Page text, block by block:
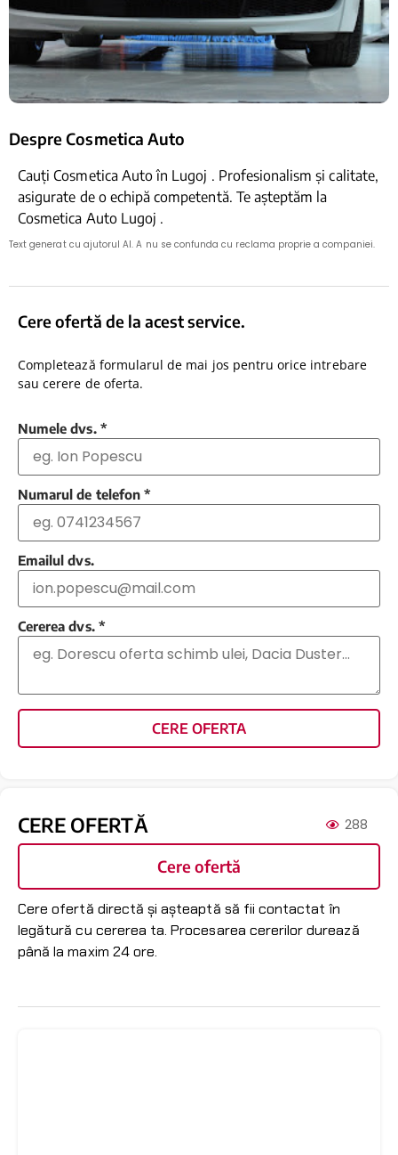
Despre Cosmetica Auto
Cauți Cosmetica Auto în Lugoj . Profesionalism și calitate,
asigurate de o echipă competentă. Te așteptăm la
Cosmetica Auto Lugoj .
Text generat cu ajutorul AI. A nu se confunda cu reclama proprie a companiei.
Cere ofertă de la acest service.
Completează formularul de mai jos pentru orice intrebare
sau cerere de oferta.
Numele dvs. *
Numarul de telefon *
Emailul dvs.
Cererea dvs. *
CERE OFERTA
CERE OFERTĂ 288
Cere ofertă
Cere ofertă directă și așteaptă să fii contactat în
legătură cu cererea ta. Procesarea cererilor durează
până la maxim 24 ore.